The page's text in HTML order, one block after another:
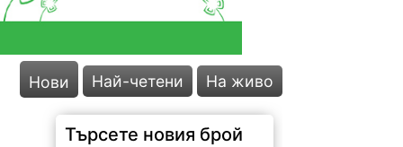
Нови Най-четени На живо
Търсете новия брой
„Северозапад днес“!
В него четете: